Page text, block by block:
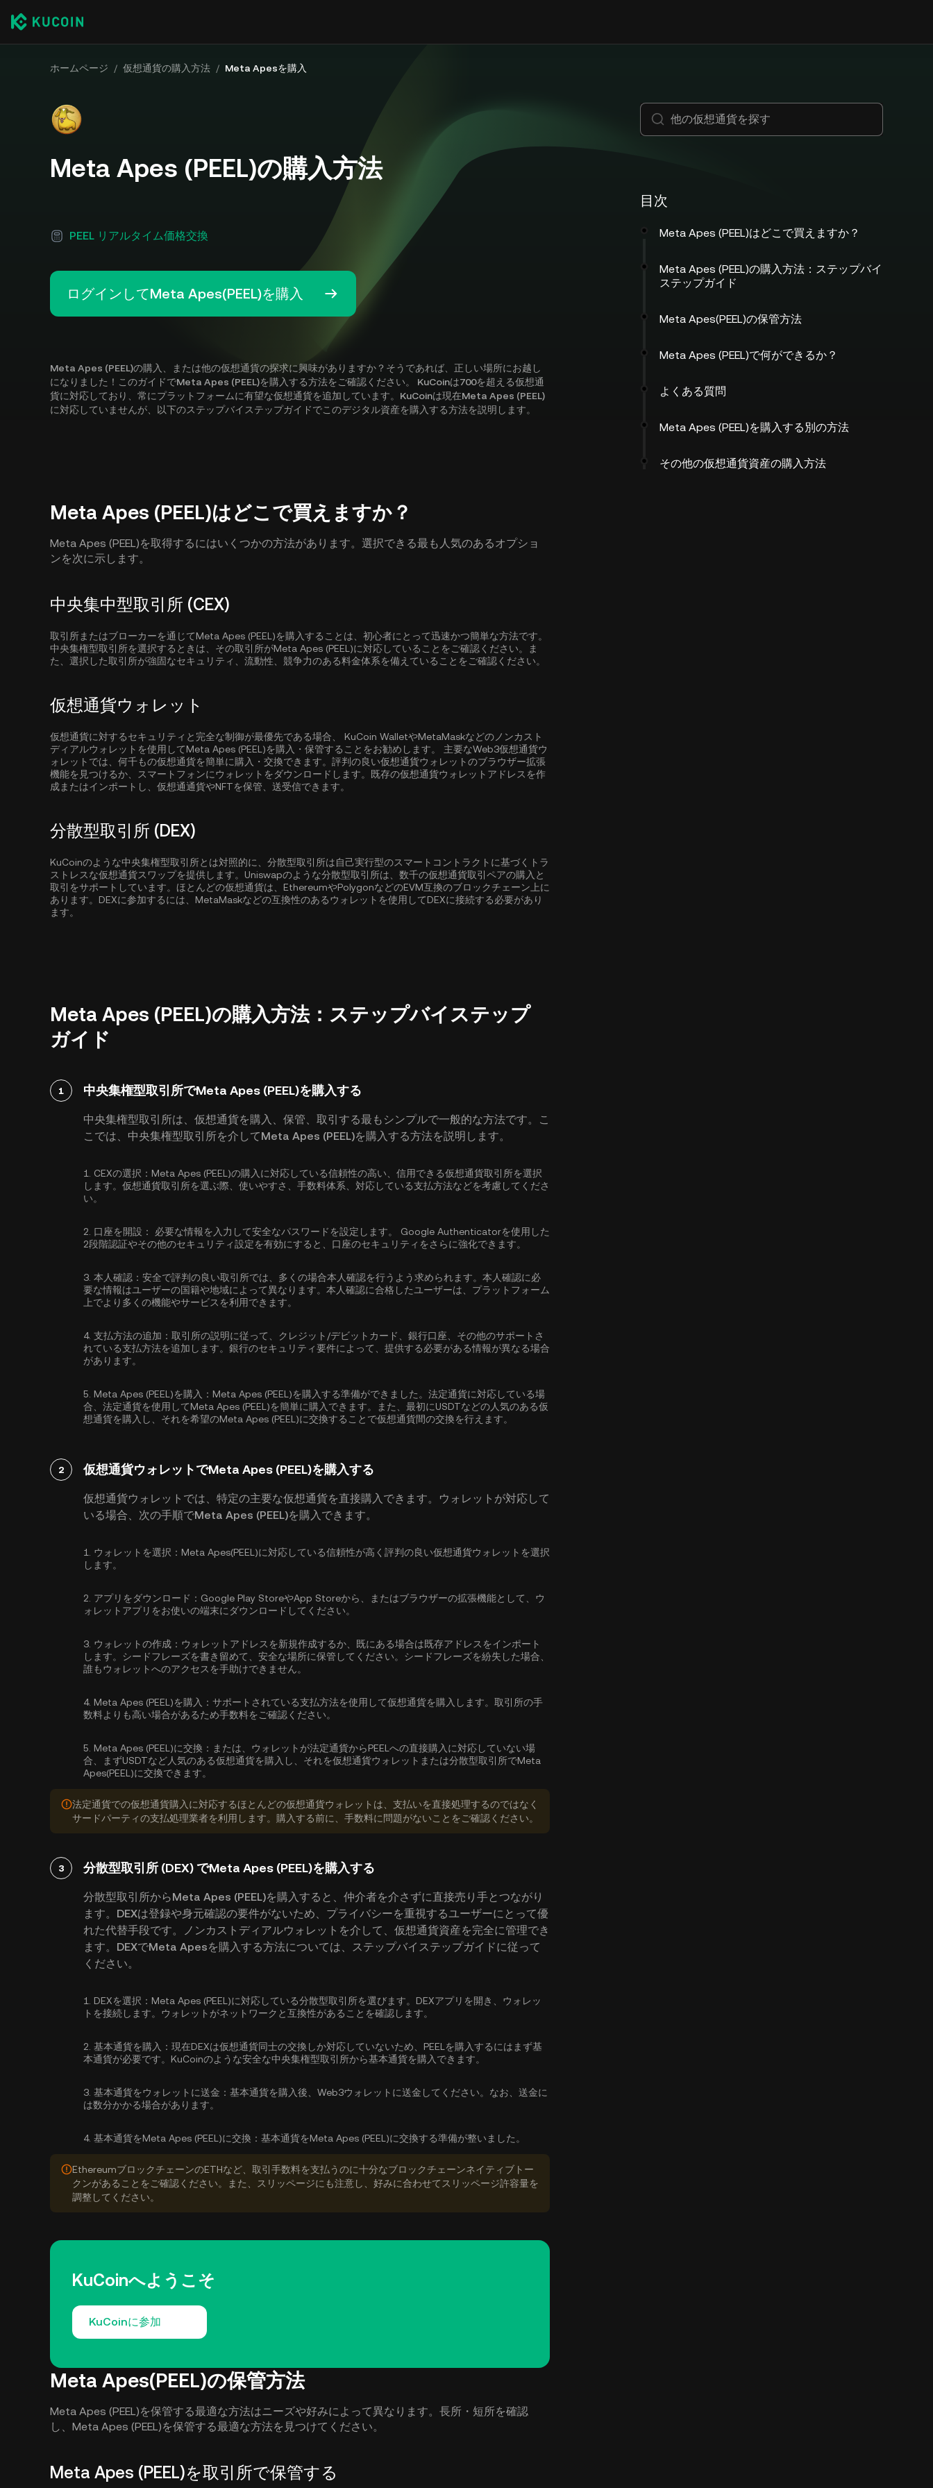
ホームページ / 仮想通貨の購入方法 / Meta Apesを購入
Meta Apes (PEEL)の購入方法
PEEL リアルタイム価格交換
ログインしてMeta Apes(PEEL)を購入
Meta Apes (PEEL)の購入、または他の仮想通貨の探求に興味がありますか？そうであれば、正しい場所にお越し
になりました！このガイドでMeta Apes (PEEL)を購入する方法をご確認ください。 KuCoinは700を超える仮想通
貨に対応しており、常にプラットフォームに有望な仮想通貨を追加しています。KuCoinは現在Meta Apes (PEEL)
に対応していませんが、以下のステップバイステップガイドでこのデジタル資産を購入する方法を説明します。
Meta Apes (PEEL)はどこで買えますか？
Meta Apes (PEEL)を取得するにはいくつかの方法があります。選択できる最も人気のあるオプショ
ンを次に示します。
中央集中型取引所 (CEX)
取引所またはブローカーを通じてMeta Apes (PEEL)を購入することは、初心者にとって迅速かつ簡単な方法です。
中央集権型取引所を選択するときは、その取引所がMeta Apes (PEEL)に対応していることをご確認ください。ま
た、選択した取引所が強固なセキュリティ、流動性、競争力のある料金体系を備えていることをご確認ください。
仮想通貨ウォレット
仮想通貨に対するセキュリティと完全な制御が最優先である場合、 KuCoin WalletやMetaMaskなどのノンカスト
ディアルウォレットを使用してMeta Apes (PEEL)を購入・保管することをお勧めします。 主要なWeb3仮想通貨ウ
ォレットでは、何千もの仮想通貨を簡単に購入・交換できます。評判の良い仮想通貨ウォレットのブラウザー拡張
機能を見つけるか、スマートフォンにウォレットをダウンロードします。既存の仮想通貨ウォレットアドレスを作
成またはインポートし、仮想通通貨やNFTを保管、送受信できます。
分散型取引所 (DEX)
KuCoinのような中央集権型取引所とは対照的に、分散型取引所は自己実行型のスマートコントラクトに基づくトラ
ストレスな仮想通貨スワップを提供します。Uniswapのような分散型取引所は、数千の仮想通貨取引ペアの購入と
取引をサポートしています。ほとんどの仮想通貨は、 EthereumやPolygonなどのEVM互換のブロックチェーン上に
あります。DEXに参加するには、MetaMaskなどの互換性のあるウォレットを使用してDEXに接続する必要があり
ます。
Meta Apes (PEEL)の購入方法：ステップバイステップ
ガイド
1 中央集権型取引所でMeta Apes (PEEL)を購入する
中央集権型取引所は、仮想通貨を購入、保管、取引する最もシンプルで一般的な方法です。こ
こでは、中央集権型取引所を介してMeta Apes (PEEL)を購入する方法を説明します。
1. CEXの選択： Meta Apes (PEEL)の購入に対応している信頼性の高い、信用できる仮想通貨取引所を選択
します。仮想通貨取引所を選ぶ際、使いやすさ、手数料体系、対応している支払方法などを考慮してくださ
い。
2. 口座を開設： 必要な情報を入力して安全なパスワードを設定します。 Google Authenticatorを使用した
2段階認証やその他のセキュリティ設定を有効にすると、口座のセキュリティをさらに強化できます。
3. 本人確認： 安全で評判の良い取引所では、多くの場合本人確認を行うよう求められます。本人確認に必
要な情報はユーザーの国籍や地域によって異なります。本人確認に合格したユーザーは、プラットフォーム
上でより多くの機能やサービスを利用できます。
4. 支払方法の追加： 取引所の説明に従って、クレジット/デビットカード、銀行口座、その他のサポートさ
れている支払方法を追加します。銀行のセキュリティ要件によって、提供する必要がある情報が異なる場合
があります。
5. Meta Apes (PEEL)を購入： Meta Apes (PEEL)を購入する準備ができました。法定通貨に対応している場
合、法定通貨を使用してMeta Apes (PEEL)を簡単に購入できます。また、最初にUSDTなどの人気のある仮
想通貨を購入し、それを希望のMeta Apes (PEEL)に交換することで仮想通貨間の交換を行えます。
2 仮想通貨ウォレットでMeta Apes (PEEL)を購入する
仮想通貨ウォレットでは、特定の主要な仮想通貨を直接購入できます。ウォレットが対応して
いる場合、次の手順でMeta Apes (PEEL)を購入できます。
1. ウォレットを選択： Meta Apes(PEEL)に対応している信頼性が高く評判の良い仮想通貨ウォレットを選択
します。
2. アプリをダウンロード： Google Play StoreやApp Storeから、またはブラウザーの拡張機能として、ウ
ォレットアプリをお使いの端末にダウンロードしてください。
3. ウォレットの作成： ウォレットアドレスを新規作成するか、既にある場合は既存アドレスをインポート
します。シードフレーズを書き留めて、安全な場所に保管してください。シードフレーズを紛失した場合、
誰もウォレットへのアクセスを手助けできません。
4. Meta Apes (PEEL)を購入： サポートされている支払方法を使用して仮想通貨を購入します。取引所の手
数料よりも高い場合があるため手数料をご確認ください。
5. Meta Apes (PEEL)に交換： または、ウォレットが法定通貨からPEELへの直接購入に対応していない場
合、まずUSDTなど人気のある仮想通貨を購入し、それを仮想通貨ウォレットまたは分散型取引所でMeta
Apes(PEEL)に交換できます。
法定通貨での仮想通貨購入に対応するほとんどの仮想通貨ウォレットは、支払いを直接処理するのではなく
サードパーティの支払処理業者を利用します。購入する前に、手数料に問題がないことをご確認ください。
3 分散型取引所 (DEX) でMeta Apes (PEEL)を購入する
分散型取引所からMeta Apes (PEEL)を購入すると、仲介者を介さずに直接売り手とつながり
ます。DEXは登録や身元確認の要件がないため、プライバシーを重視するユーザーにとって優
れた代替手段です。ノンカストディアルウォレットを介して、仮想通貨資産を完全に管理でき
ます。DEXでMeta Apesを購入する方法については、ステップバイステップガイドに従って
ください。
1. DEXを選択： Meta Apes (PEEL)に対応している分散型取引所を選びます。DEXアプリを開き、ウォレッ
トを接続します。ウォレットがネットワークと互換性があることを確認します。
2. 基本通貨を購入： 現在DEXは仮想通貨同士の交換しか対応していないため、PEELを購入するにはまず基
本通貨が必要です。KuCoinのような安全な中央集権型取引所から基本通貨を購入 できます。
3. 基本通貨をウォレットに送金： 基本通貨を購入後、Web3ウォレットに送金してください。なお、送金に
は数分かかる場合があります。
4. 基本通貨をMeta Apes (PEEL)に交換： 基本通貨をMeta Apes (PEEL)に交換する準備が整いました。
EthereumブロックチェーンのETHなど、取引手数料を支払うのに十分なブロックチェーンネイティブトー
クンがあることをご確認ください。また、スリッページにも注意し、好みに合わせてスリッページ許容量を
調整してください。
KuCoinへようこそ
KuCoinに参加
Meta Apes(PEEL)の保管方法
Meta Apes (PEEL)を保管する最適な方法はニーズや好みによって異なります。長所・短所を確認
し、Meta Apes (PEEL)を保管する最適な方法を見つけてください。
Meta Apes (PEEL)を取引所で保管する
目次
Meta Apes (PEEL)はどこで買えますか？
Meta Apes (PEEL)の購入方法：ステップバイ
ステップガイド
Meta Apes(PEEL)の保管方法
Meta Apes (PEEL)で何ができるか？
よくある質問
Meta Apes (PEEL)を購入する別の方法
その他の仮想通貨資産の購入方法